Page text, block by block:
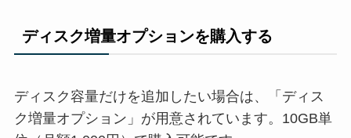
ディスク増量オプションを購入する
ディスク容量だけを追加したい場合は、「ディス
ク増量オプション」が用意されています。10GB単